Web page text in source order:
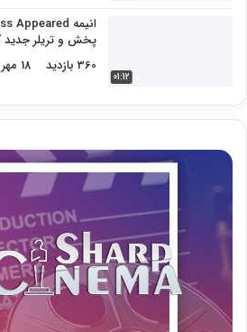
01:12
پخش و تریلر جدید
360 بازدید
18 مهر 1404